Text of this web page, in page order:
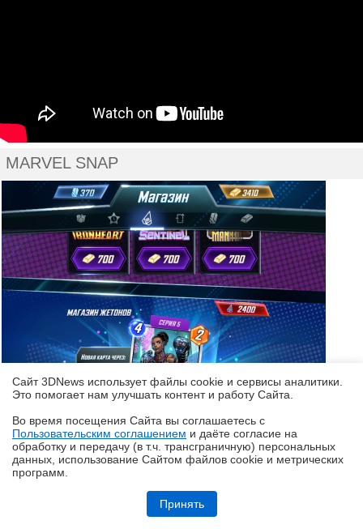
Обзор складного смартфона HONOR Magic V6: избавление от
MARVEL SNAP
Сайт 3DNews использует файлы cookie и сервисы аналитики.
Это помогает нам улучшать контент и работу Cайта.
Во время посещения Cайта вы соглашаетесь с
Пользовательским соглашением и даёте согласие на
обработку и передачу (в т.ч. трансграничную) персональных
данных, использование Cайтом файлов cookie и метрических
программ.
Принять